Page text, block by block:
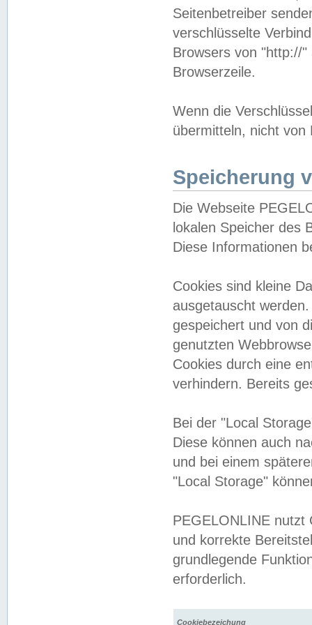
Seitenbetreiber
verschlüsselte
Browsers von "http://
Browserzeile.
Wenn die
übermitteln, nicht von
Speicherung
Die Webseite
lokalen Speicher des
Diese Informationen
Cookies sind kleine
ausgetauscht
gespeichert und von
genutzten
Cookies durch eine
verhindern. Bereits
Bei der "Local
Diese können auch
und bei einem
"Local Storage"
PEGELONLINE nutzt
und korrekte
grundlegende
erforderlich.
Cookiebezeichung